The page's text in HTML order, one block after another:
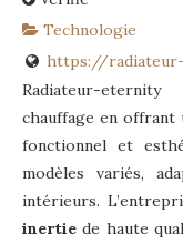
Technologie
https://
Radiateur-
chauffage en offrant
fonctionnel et
modèles variés,
intérieurs.
inertie de haute